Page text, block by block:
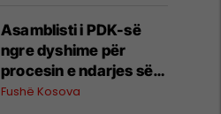
mijë eurove
Asamblisti i PDK-së
ngre dyshime për
procesin e ndarjes së
bursave në Fushë
Fushë Kosova